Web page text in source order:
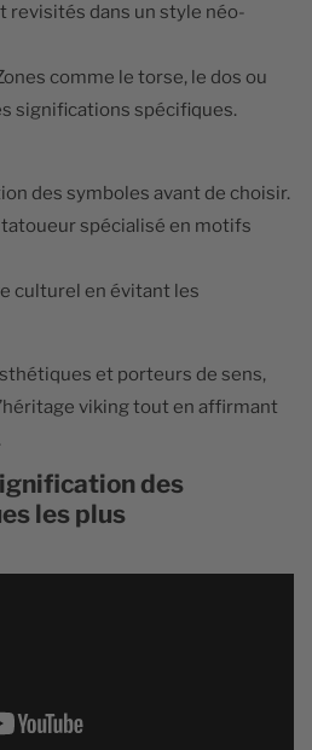
revisités dans un style néo-
comme le torse, le dos ou
significations spécifiques.
des symboles avant de choisir.
spécialisé en motifs
culturel en évitant les
et porteurs de sens,
viking tout en affirmant
des
les plus